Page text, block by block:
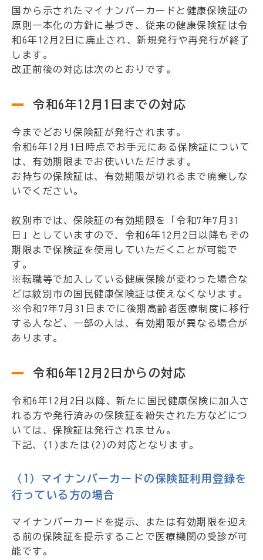
国から示されたマイナンバーカードと健康保険証の
原則一本化の方針に基づき、従来の健康保険証は令
和6年12月2日に廃止され、新規発行や再発行が終了
します。
改正前後の対応は次のとおりです。
令和6年12月1日までの対応
今までどおり保険証が発行されます。
令和6年12月1日時点でお手元にある保険証について
は、有効期限までお使いいただけます。
お持ちの保険証は、有効期限が切れるまで廃棄しな
いでください。
紋別市では、保険証の有効期限を「令和7年7月31
日」としていますので、令和6年12月2日以降もその
期限まで保険証を使用していただくことが可能で
す。
※転職等で加入している健康保険が変わった場合な
どは紋別市の国民健康保険証は使えなくなります。
※令和7年7月31日までに後期高齢者医療制度に移行
する人など、一部の人は、有効期限が異なる場合が
あります。
令和6年12月2日からの対応
令和6年12月2日以降、新たに国民健康保険に加入さ
れる方や発行済みの保険証を紛失された方などにつ
いては、保険証は発行されません。
下記、(1)または(2)の対応となります。
（1）マイナンバーカードの保険証利用登録を
行っている方の場合
マイナンバーカードを提示、または有効期限を迎え
る前の保険証を提示することで医療機関の受診が可
能です。